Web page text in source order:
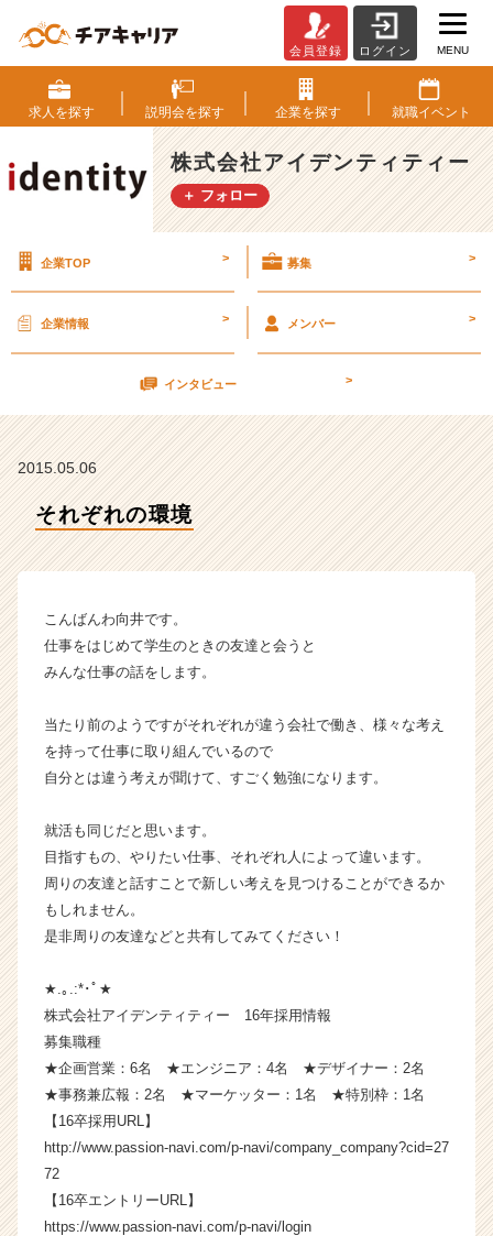
れ
ぞ
れ
の
環
境
社
デ
ン
の
イ
イ
|
ン
チ
ャ
成
企
業
ら
ウ
届
く
活
イ
会員登録 ログイン MENU
求人を探す 説明会を探す 企業を探す 就職イベント
株式会社アイデンティティー
＋ フォロー
企業TOP > 募集 >
企業情報 > メンバー >
インタビュー >
2015.05.06
それぞれの環境
こんばんわ向井です。
仕事をはじめて学生のときの友達と会うと
みんな仕事の話をします。
当たり前のようですがそれぞれが違う会社で働き、様々な考え
を持って仕事に取り組んでいるので
自分とは違う考えが聞けて、すごく勉強になります。
就活も同じだと思います。
目指すもの、やりたい仕事、それぞれ人によって違います。
周りの友達と話すことで新しい考えを見つけることができるか
もしれません。
是非周りの友達などと共有してみてください！
★.｡.:*･ﾟ★
株式会社アイデンティティー 16年採用情報
募集職種
★企画営業：6名 ★エンジニア：4名 ★デザイナー：2名
★事務兼広報：2名 ★マーケッター：1名 ★特別枠：1名
【16卒採用URL】
http://www.passion-navi.com/p-navi/company_company?cid=27
72
【16卒エントリーURL】
https://www.passion-navi.com/p-navi/login